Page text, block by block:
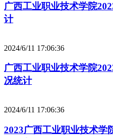
广西工业职业技术学院
计
2024/6/11 17:06:36
广西工业职业技术学院
况统计
2024/6/11 17:06:36
2023广西工业职业技术学